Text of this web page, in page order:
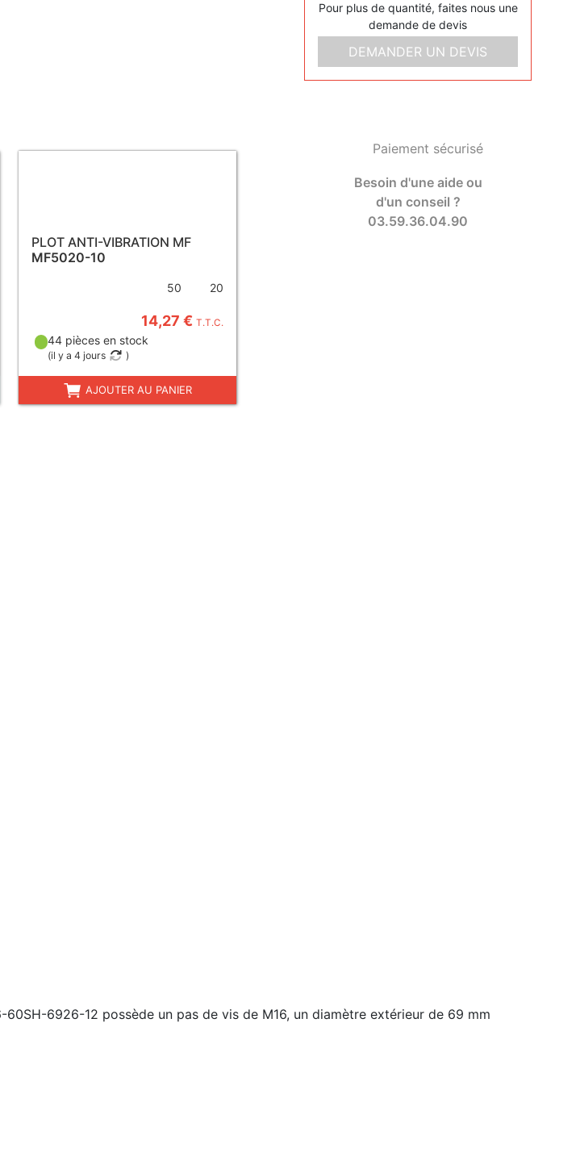
Pour plus de quantité, faites nous une
demande de devis
DEMANDER UN DEVIS
Paiement sécurisé
Besoin d'une aide ou
d'un conseil ?
03.59.36.04.90
PLOT ANTI-VIBRATION MF
MF5020-10
50 20
14,27 € T.T.C.
44 pièces en stock
(il y a 4 jours )
AJOUTER AU PANIER
6926-12 possède un pas de vis de M16, un diamètre extérieur de 69 mm